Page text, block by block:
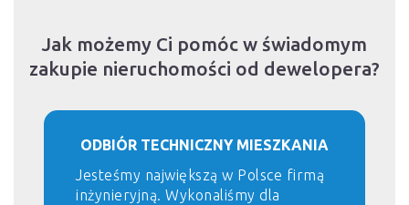
Jak możemy Ci pomóc w świadomym
zakupie nieruchomości od dewelopera?
ODBIÓR TECHNICZNY MIESZKANIA
Jesteśmy największą w Polsce firmą
inżynieryjną. Wykonaliśmy dla